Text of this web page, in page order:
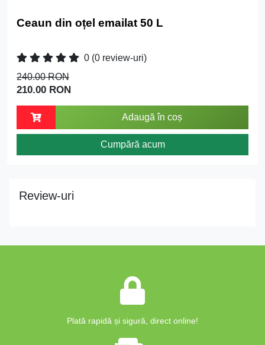
Ceaun din oțel emailat 50 L
0 (0 review-uri)
240.00 RON
210.00 RON
Adaugă în coș
Cumpără acum
Review-uri
Plată rapidă și sigură, direct online!